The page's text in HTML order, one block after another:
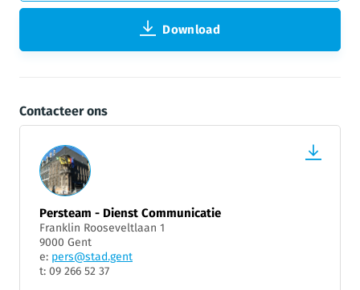
Download
Contacteer ons
Persteam - Dienst Communicatie
Franklin Rooseveltlaan 1
9000 Gent
e: pers@stad.gent
t: 09 266 52 37